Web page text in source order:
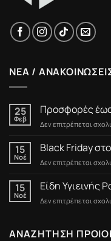
ΝΕΑ /
25
Φεβ
Προσφορές
Δεν επιτρέπεται
15
Νοέ
Black Friday
Δεν επιτρέπεται
15
Νοέ
Είδη Υγιεινής
Δεν επιτρέπεται
ΑΝΑΖΗΤΗΣΗ